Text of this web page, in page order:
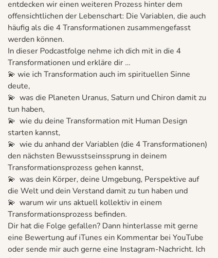
entdecken wir einen weiteren Prozess hinter dem
offensichtlichen der Lebenschart: Die Variablen, die auch
häufig als die 4 Transformationen zusammengefasst
werden können.
In dieser Podcastfolge nehme ich dich mit in die 4
Transformationen und erkläre dir …
💫 wie ich Transformation auch im spirituellen Sinne
deute,
💫 was die Planeten Uranus, Saturn und Chiron damit zu
tun haben,
💫 wie du deine Transformation mit Human Design
starten kannst,
💫 wie du anhand der Variablen (die 4 Transformationen)
den nächsten Bewusstseinssprung in deinem
Transformationsprozess gehen kannst,
💫 was dein Körper, deine Umgebung, Perspektive auf
die Welt und dein Verstand damit zu tun haben und
💫 warum wir uns aktuell kollektiv in einem
Transformationsprozess befinden.
Dir hat die Folge gefallen? Dann hinterlasse mit gerne
eine Bewertung auf iTunes ein Kommentar bei YouTube
oder sende mir auch gerne eine Instagram-Nachricht. Ich